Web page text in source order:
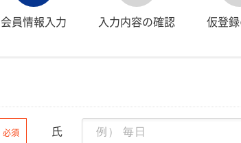
会員情報入力 入力内容の確認 仮登
必須 氏